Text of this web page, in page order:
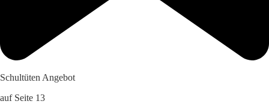
Schultüten Angebot
auf Seite 13